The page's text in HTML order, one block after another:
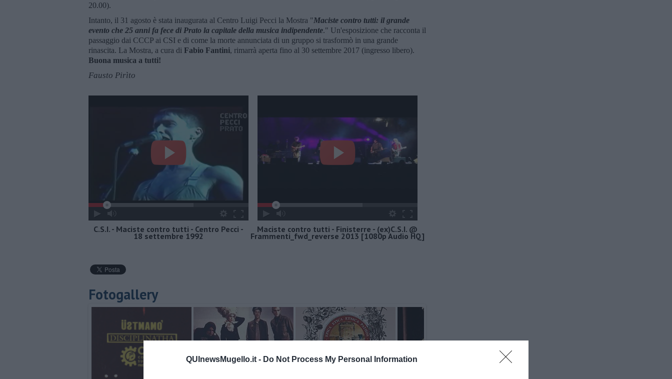
QUInewsMugello.it - Do Not Process My Personal Information
20.00).
Intanto, il 31 agosto è stata inaugurata al Centro Luigi Pecci la Mostra "Maciste contro tutti: il grande
evento che 25 anni fa fece di Prato la capitale della musica indipendente." Un'esposizione che racconta il
passaggio dai CCCP ai CSI e di come la morte annunciata di un gruppo si trasformò in una grande
rinascita. La Mostra, a cura di Fabio Fantini, rimarrà aperta fino al 30 settembre 2017 (ingresso libero).
Buona musica a tutti!
Fausto Pirìto
C.S.I. - Maciste contro tutti - Centro Pecci -
18 settembre 1992
Maciste contro tutti - Finisterre - (ex)C.S.I. @
Frammenti_fwd_reverse 2013 [1080p Audio HQ]
Fotogallery